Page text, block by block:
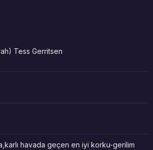
Tess Gerritsen
havada geçen en iyi korku-gerilim